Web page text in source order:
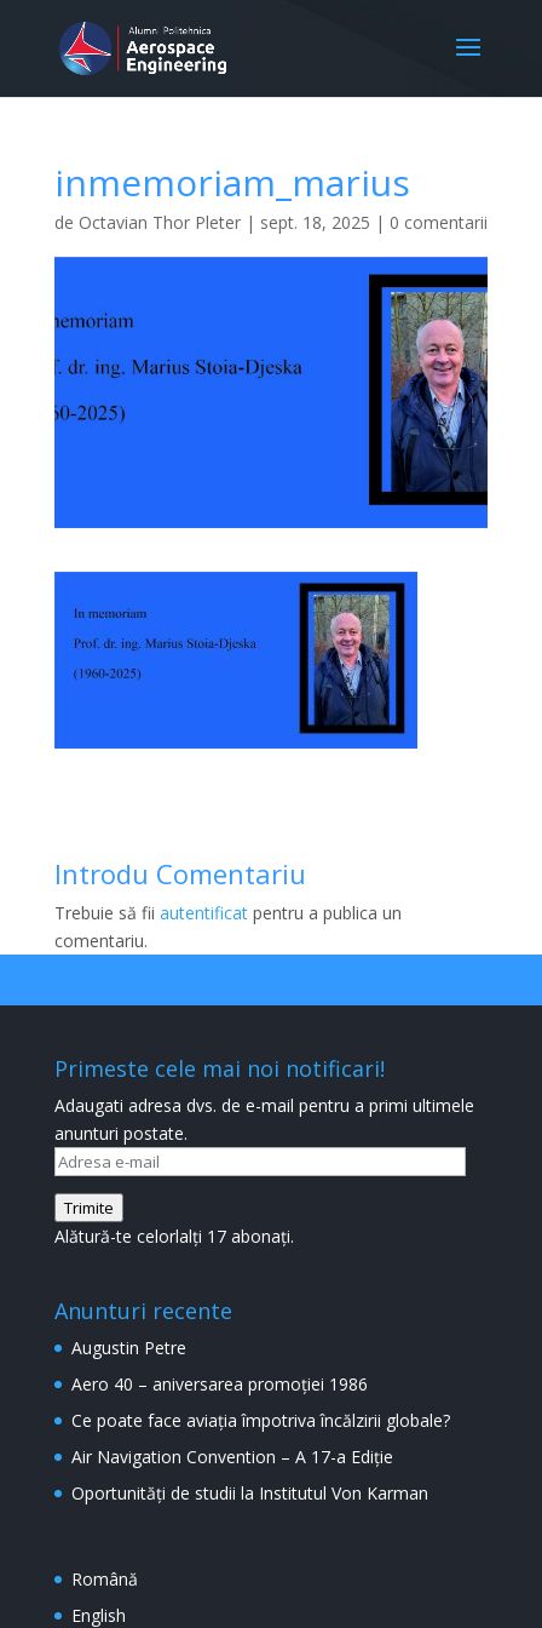
inmemoriam_marius
de Octavian Thor Pleter| sept. 18, 2025 | 0 comentarii
Introdu Comentariu
Trebuie să fii autentificatpentru a publica un
comentariu.
Primeste cele mai noi notificari!
Adaugati adresa dvs. de e-mail pentru a primi ultimele
anunturi postate.
Adresa
e-
mail
Trimite
Alătură-te celorlalți 17 abonați.
Anunturi recente
Augustin Petre
Aero 40 – aniversarea promoției 1986
Ce poate face aviația împotriva încălzirii globale?
Air Navigation Convention – A 17-a Ediție
Oportunități de studii la Institutul Von Karman
Română
English